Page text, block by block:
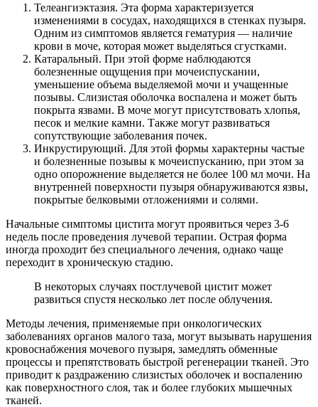
Телеангиэктазия. Эта форма характеризуется
изменениями в сосудах, находящихся в стенках пузыря.
Одним из симптомов является гематурия — наличие
крови в моче, которая может выделяться сгустками.
Катаральный. При этой форме наблюдаются
болезненные ощущения при мочеиспускании,
уменьшение объема выделяемой мочи и учащенные
позывы. Слизистая оболочка воспалена и может быть
покрыта язвами. В моче могут присутствовать хлопья,
песок и мелкие камни. Также могут развиваться
сопутствующие заболевания почек.
Инкрустирующий. Для этой формы характерны частые
и болезненные позывы к мочеиспусканию, при этом за
одно опорожнение выделяется не более 100 мл мочи. На
внутренней поверхности пузыря обнаруживаются язвы,
покрытые белковыми отложениями и солями.
Начальные симптомы цистита могут проявиться через 3-6
недель после проведения лучевой терапии. Острая форма
иногда проходит без специального лечения, однако чаще
переходит в хроническую стадию.
В некоторых случаях постлучевой цистит может
развиться спустя несколько лет после облучения.
Методы лечения, применяемые при онкологических
заболеваниях органов малого таза, могут вызывать нарушения
кровоснабжения мочевого пузыря, замедлять обменные
процессы и препятствовать быстрой регенерации тканей. Это
приводит к раздражению слизистых оболочек и воспалению
как поверхностного слоя, так и более глубоких мышечных
тканей.